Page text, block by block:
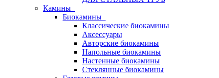
Камины
Биокамины
Классические биокамины
Аксессуары
Авторские биокамины
Напольные биокамины
Настенные биокамины
Стеклянные биокамины